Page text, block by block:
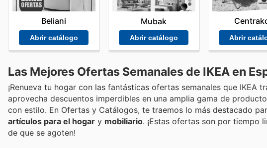
Beliani
Abrir catálogo
Mubak
Abrir catálogo Abrir
Las Mejores Ofertas Semanales de IKEA en
¡Renueva tu hogar con las fantásticas ofertas semanales que IKEA
aprovecha descuentos imperdibles en una amplia gama de
con estilo. En Ofertas y Catálogos, te traemos lo más destacado
artículos para el hogar y mobiliario. ¡Estas ofertas son por tiempo
de que se agoten!